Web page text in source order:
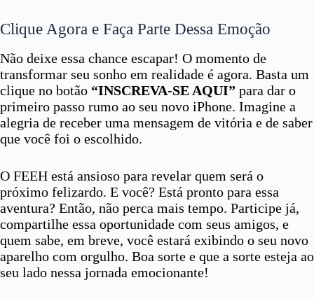
Clique Agora e Faça Parte Dessa Emoção
Não deixe essa chance escapar! O momento de
transformar seu sonho em realidade é agora. Basta um
clique no botão “INSCREVA-SE AQUI” para dar o
primeiro passo rumo ao seu novo iPhone. Imagine a
alegria de receber uma mensagem de vitória e de saber
que você foi o escolhido.
O FEEH está ansioso para revelar quem será o
próximo felizardo. E você? Está pronto para essa
aventura? Então, não perca mais tempo. Participe já,
compartilhe essa oportunidade com seus amigos, e
quem sabe, em breve, você estará exibindo o seu novo
aparelho com orgulho. Boa sorte e que a sorte esteja ao
seu lado nessa jornada emocionante!